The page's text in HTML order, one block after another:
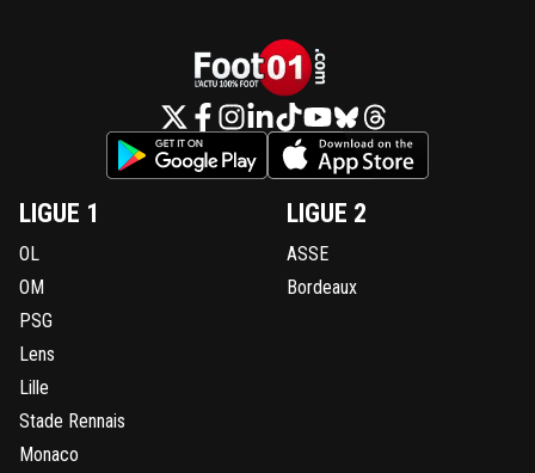
LIGUE 1
OL
OM
PSG
Lens
Lille
Stade Rennais
Monaco
LIGUE 2
ASSE
Bordeaux